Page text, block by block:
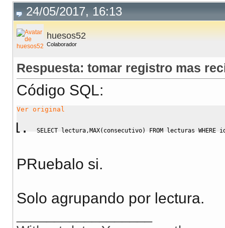
24/05/2017, 16:13
huesos52
Colaborador
Respuesta: tomar registro mas
Código SQL:
Ver original
SELECT lectura ,MAX( consecutivo) FROM lecturas WHERE
PRuebalo si.
Solo agrupando por lectura.